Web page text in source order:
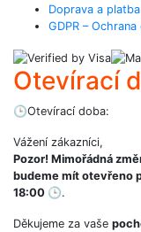
Doprava a platba
GDPR –
Otevírací
🕒Otevírací doba:
Vážení zákazníci,
Pozor! Mimořádná
budeme mít otevřeno
18:00 🕒.
Děkujeme za vaše